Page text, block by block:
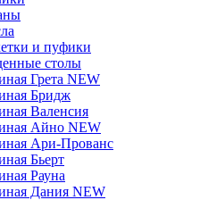
и пуфики
столы
Грета NEW
Бридж
Валенсия
Айно NEW
Ари-Прованс
Бьерт
Рауна
Дания NEW